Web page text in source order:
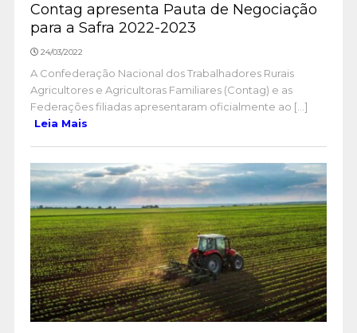
Contag apresenta Pauta de Negociação
para a Safra 2022-2023
24/03/2022
A Confederação Nacional dos Trabalhadores Rurais
Agricultores e Agricultoras Familiares (Contag) e as
Federações filiadas apresentaram oficialmente ao [...]
Leia Mais